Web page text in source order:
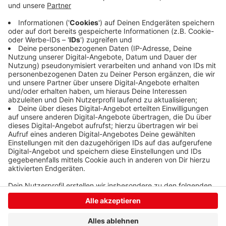
Gespräch überzeugt, schreibt der Verein in einer
Mitteilung.
Veröffentlicht:Sonntag, 10.05.2020 09:51
Anzeige
Anzeige